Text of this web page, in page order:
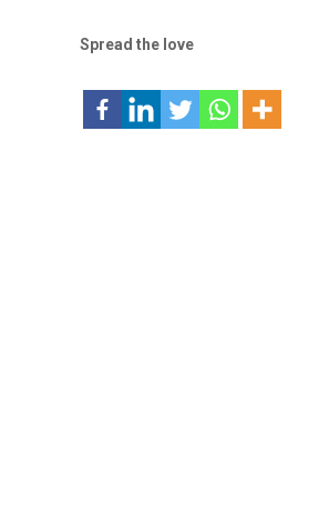
Spread the love